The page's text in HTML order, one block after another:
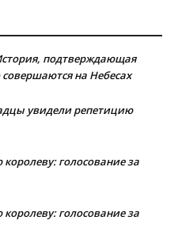
подтверждающая
на Небесах
увидели репетицию
голосование за
голосование за